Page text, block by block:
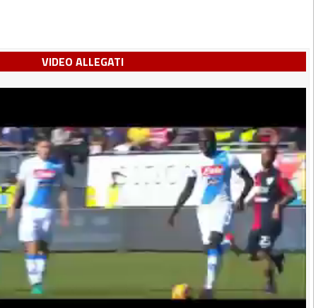
VIDEO ALLEGATI